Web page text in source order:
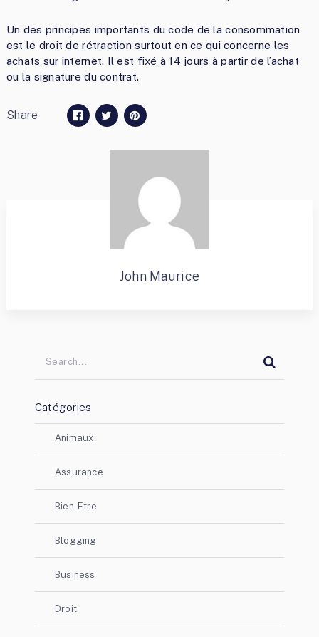
Un des principes importants du code de la consommation
est le droit de rétraction surtout en ce qui concerne les
achats sur internet. Il est fixé à 14 jours à partir de l’achat
ou la signature du contrat.
Share
John Maurice
Catégories
Animaux
Assurance
Bien-Etre
Blogging
Business
Droit